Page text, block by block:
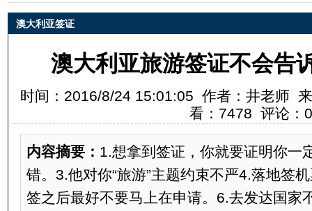
澳大利亚签证
澳大利亚旅游签证不会告
时间：2016/8/24 15:01:05 作者：井老师
看：7478 评论：0
内容摘要： 1.想拿到签证，你就要证明你一
错。3.他对你“旅游”主题约束不严4.落地签
签之后最好不要马上在申请。6.去发达国家